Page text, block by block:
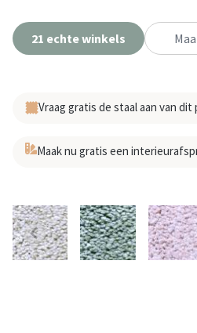
21 echte winkels
Vraag gratis de staal aan van
Maak nu gratis een